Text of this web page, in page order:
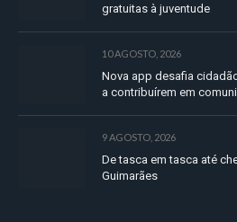
gratuitas à juventude
10 AGOSTO, 2026
Nova app desafia
a contribuírem em
9 AGOSTO, 2026
De tasca em tasca até
Guimarães